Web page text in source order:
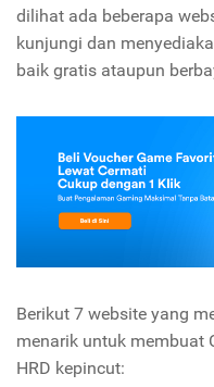
dilihat ada beberapa
kunjungi dan
baik gratis ataupun
Berikut 7 website yang
menarik untuk membuat
HRD kepincut: